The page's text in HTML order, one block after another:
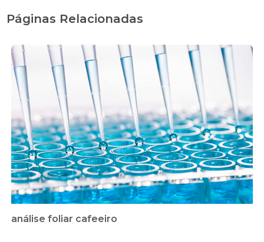
Páginas Relacionadas
análise foliar cafeeiro